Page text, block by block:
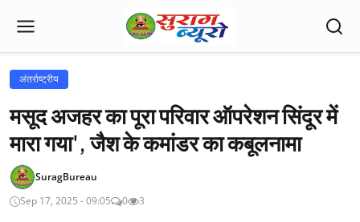
अंतर्राष्ट्रीय
मसूद अजहर का पूरा परिवार ऑपरेशन सिंदूर में
मारा गया', जैश के कमांडर का कबूलनामा
SuragBureau
Sep 17, 2025 - 09:05
0 3